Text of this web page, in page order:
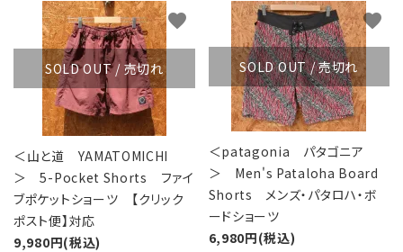
SOLD OUT / 売切れ
＜山と道 YAMATOMICHI
＞ 5-Pocket Shorts ファイ
ブポケットショーツ 【クリック
ポスト便】対応
9,980円(税込)
favorite
SOLD OUT / 売切れ
＜patagonia パタゴニア
＞ Men's Pataloha Board
Shorts メンズ・パタロハ・ボ
ードショーツ
6,980円(税込)
favorite